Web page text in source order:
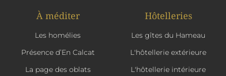
À méditer
Les homélies
Présence d’En Calcat
La page des oblats
Hôtelleries
Les gîtes du Hameau
L'hôtellerie extérieure
L'hôtellerie intérieure